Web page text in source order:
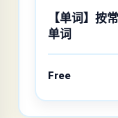
【单词】按
单词
Free